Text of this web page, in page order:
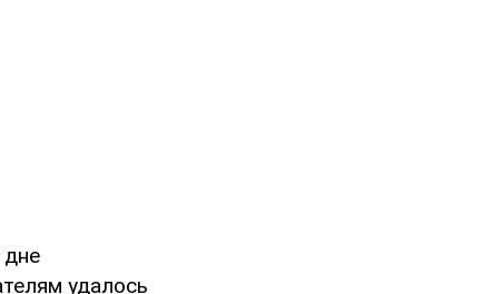
дне
удалось